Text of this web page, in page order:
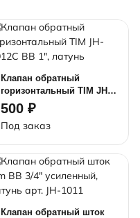
Клапан обратный
горизонтальный TIM JH-
1012C ВВ 1", латунь
500 ₽
Под заказ
Клапан обратный шток